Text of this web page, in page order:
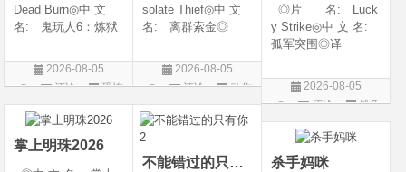
Dead Burn◎中 文
名: 鬼玩人6：炼狱
焚场(台) / 鬼玩人6：
燃烧 / 鬼玩人崛起衍
2026◎产 地:
美国◎类 别:
2026-08-05
评论
恐怖
片
solate Thief◎中 文
名: 离群索金◎
产 地: 美国◎
类 别: 西部◎
上映日期: 2026-07-
10(美国)◎IMDb评分
2026-08-05
评论
动作
片
◎片 名: Luck
y Strike◎中 文 名:
孤军突围◎译
年 代: 2026◎
产 地: 美国◎
作 / 战争◎语 言:
英语◎上映日
2026-08-05
评论
战争
片
掌上明珠2026
不能错过的只有你2 杀手妈咪